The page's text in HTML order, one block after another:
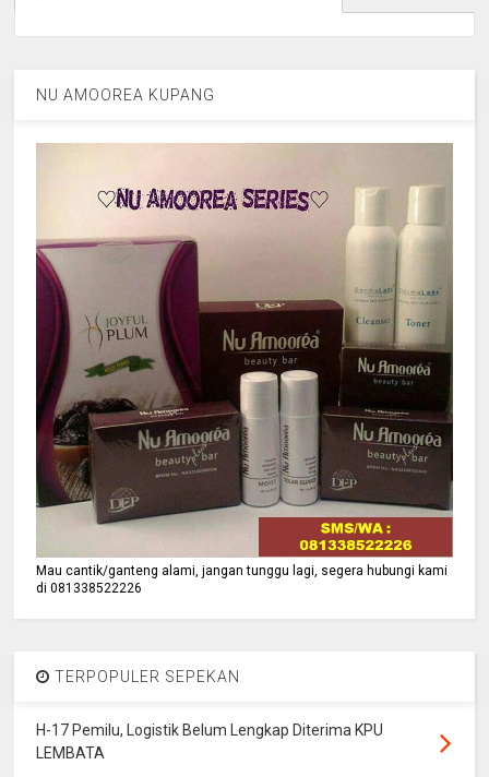
NU AMOOREA KUPANG
Mau cantik/ganteng alami, jangan tunggu lagi, segera hubungi kami
di 081338522226
TERPOPULER SEPEKAN
H-17 Pemilu, Logistik Belum Lengkap Diterima KPU
LEMBATA